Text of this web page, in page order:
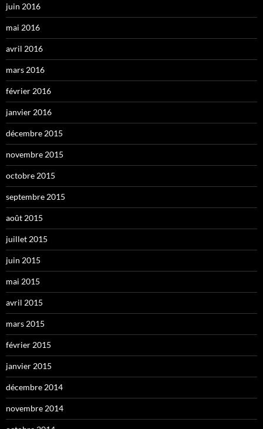
juin 2016
mai 2016
avril 2016
mars 2016
février 2016
janvier 2016
décembre 2015
novembre 2015
octobre 2015
septembre 2015
août 2015
juillet 2015
juin 2015
mai 2015
avril 2015
mars 2015
février 2015
janvier 2015
décembre 2014
novembre 2014